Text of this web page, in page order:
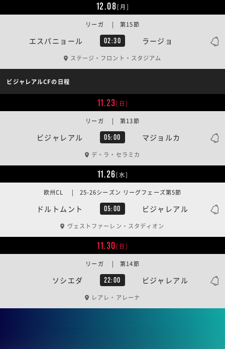
12.08[月]
エスパニョール 02:30 ラージョ
リーガ | 第15節
ステージ・フロント・スタジアム
ビジャレアルCFの日程
11.23[日]
ビジャレアル 05:00 マジョルカ
リーガ | 第13節
デ・ラ・セラミカ
11.26[水]
ドルトムント 05:00 ビジャレアル
欧州CL | 25-26シーズン リーグフェーズ第5節
ヴェストファーレン・スタディオン
11.30[日]
ソシエダ 22:00 ビジャレアル
リーガ | 第14節
レアレ・アレーナ